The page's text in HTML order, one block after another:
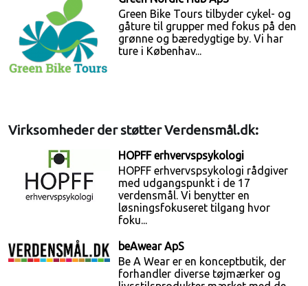
Green Bike Tours tilbyder cykel- og
gåture til grupper med fokus på den
grønne og bæredygtige by. Vi har
ture i Københav...
Virksomheder der støtter Verdensmål.dk:
HOPFF erhvervspsykologi
HOPFF erhvervspsykologi rådgiver
med udgangspunkt i de 17
verdensmål. Vi benytter en
løsningsfokuseret tilgang hvor
foku...
beAwear ApS
Be A Wear er en konceptbutik, der
forhandler diverse tøjmærker og